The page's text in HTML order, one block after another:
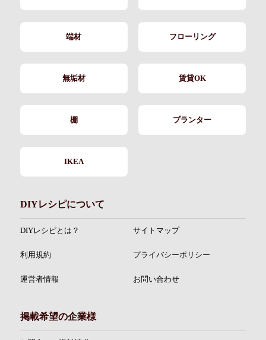
端材 フローリング
無垢材 賃貸OK
棚 プランター
IKEA
DIYレシピについて
DIYレシピとは？ サイトマップ
利用規約 プライバシーポリシー
運営者情報 お問い合わせ
掲載希望の企業様